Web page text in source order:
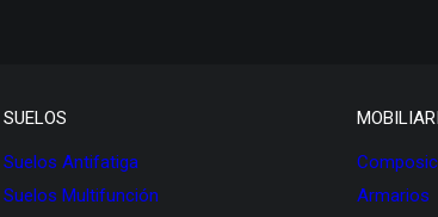
SUELOS
Suelos Antifatiga
Suelos Multifunción
Armarios